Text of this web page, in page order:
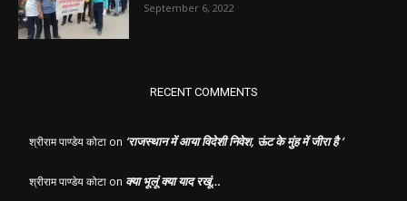
September 6, 2022
RECENT COMMENTS
श्रीराम पाण्डेय कोटा on ‘राजस्थान में आया विदेशी निवेश, ऊंट के मुंह में जीरा है ‘
श्रीराम पाण्डेय कोटा on क्या भूलूं क्या याद रखूं…